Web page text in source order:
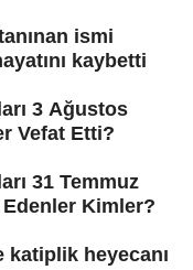
ismi
kaybetti
3 Ağustos
Vefat Etti?
31 Temmuz
Kimler?
katiplik heyecanı